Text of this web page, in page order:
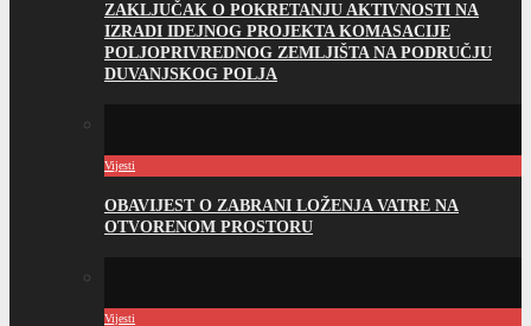
ZAKLJUČAK O POKRETANJU AKTIVNOSTI NA
IZRADI IDEJNOG PROJEKTA KOMASACIJE
POLJOPRIVREDNOG ZEMLJIŠTA NA PODRUČJU
DUVANJSKOG POLJA
Vijesti
OBAVIJEST O ZABRANI LOŽENJA VATRE NA
OTVORENOM PROSTORU
Vijesti